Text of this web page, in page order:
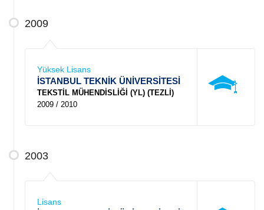
2009
Yüksek Lisans
İSTANBUL TEKNİK ÜNİVERSİTESİ
TEKSTİL MÜHENDİSLİĞİ (YL) (TEZLİ)
2009 / 2010
2003
Lisans